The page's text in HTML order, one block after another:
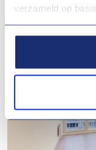
verzameld op